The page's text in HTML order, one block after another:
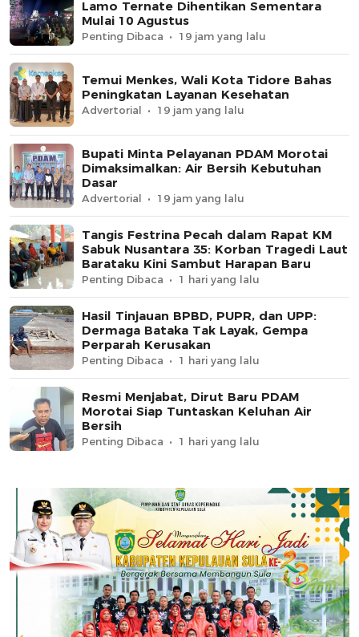
Lamo Ternate Dihentikan Sementara
Mulai 10 Agustus
Penting Dibaca 19 jam yang lalu
Temui Menkes, Wali Kota Tidore Bahas
Peningkatan Layanan Kesehatan
Advertorial 19 jam yang lalu
Bupati Minta Pelayanan PDAM Morotai
Dimaksimalkan: Air Bersih Kebutuhan
Dasar
Advertorial 19 jam yang lalu
Tangis Festrina Pecah dalam Rapat KM
Sabuk Nusantara 35: Korban Tragedi Laut
Barataku Kini Sambut Harapan Baru
Penting Dibaca 1 hari yang lalu
Hasil Tinjauan BPBD, PUPR, dan UPP:
Dermaga Bataka Tak Layak, Gempa
Perparah Kerusakan
Penting Dibaca 1 hari yang lalu
Resmi Menjabat, Dirut Baru PDAM
Morotai Siap Tuntaskan Keluhan Air
Bersih
Penting Dibaca 1 hari yang lalu